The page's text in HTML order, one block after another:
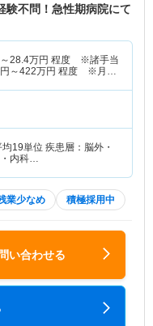
験不問！急性期病院にて
28.4万円 程度 ※諸手当
～422万円 程度 ※月収
19単位 疾患層：脳外・
・内科…
業少なめ 積極採用中
い合わせる